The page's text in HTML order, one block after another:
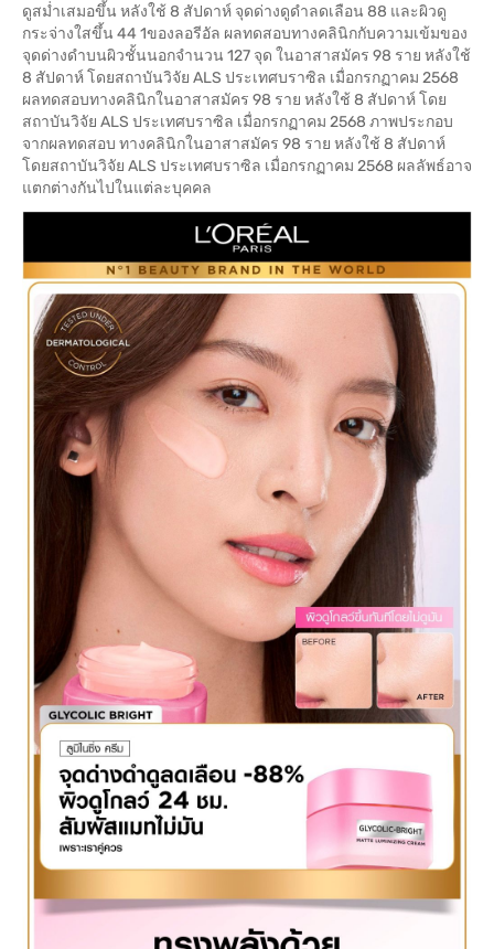
ดูสม่ำเสมอขึ้น หลังใช้ 8 สัปดาห์ จุดด่างดูดำลดเลือน 88 และผิวดู
กระจ่างใสขึ้น 44 1ของลอรีอัล ผลทดสอบทางคลินิกกับความเข้มของ
จุดด่างดำบนผิวชั้นนอกจำนวน 127 จุด ในอาสาสมัคร 98 ราย หลังใช้
8 สัปดาห์ โดยสถาบันวิจัย ALS ประเทศบราซิล เมื่อกรกฏาคม 2568
ผลทดสอบทางคลินิกในอาสาสมัคร 98 ราย หลังใช้ 8 สัปดาห์ โดย
สถาบันวิจัย ALS ประเทศบราซิล เมื่อกรกฏาคม 2568 ภาพประกอบ
จากผลทดสอบ ทางคลินิกในอาสาสมัคร 98 ราย หลังใช้ 8 สัปดาห์
โดยสถาบันวิจัย ALS ประเทศบราซิล เมื่อกรกฏาคม 2568 ผลลัพธ์อาจ
แตกต่างกันไปในแต่ละบุคคล